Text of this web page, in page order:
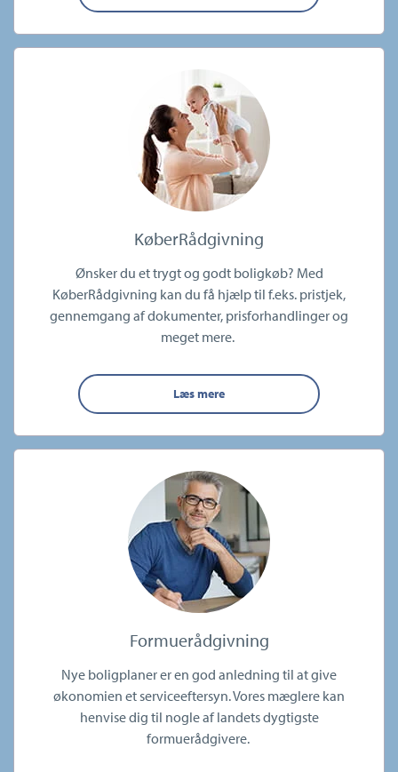
KøberRådgivning
Ønsker du et trygt og godt boligkøb? Med
KøberRådgivning kan du få hjælp til f.eks. pristjek,
gennemgang af dokumenter, prisforhandlinger og
meget mere.
Læs mere
Formuerådgivning
Nye boligplaner er en god anledning til at give
økonomien et serviceeftersyn. Vores mæglere kan
henvise dig til nogle af landets dygtigste
formuerådgivere.